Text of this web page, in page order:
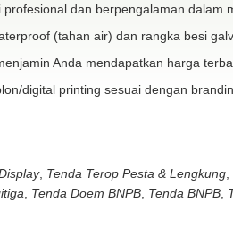
dan berpengalaman dalam
(tahan air) dan rangka besi
Anda mendapatkan harga
digital printing sesuai dengan
, Tenda Terop Pesta & Lengkung,
Tenda Doem BNPB, Tenda BNPB,